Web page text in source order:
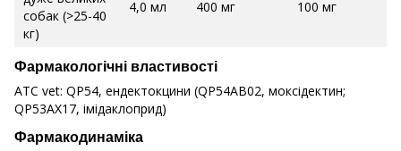
собак (>25-40
кг)
4,0 мл 400 мг 100 мг
Фармакологічні властивості
ATC vet: QP54, ендектокцини (QP54AB02, моксідектин;
QP53AX17, імідаклоприд)
Фармакодинаміка